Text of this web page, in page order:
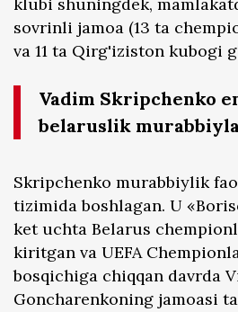
sovrinli jamoa (13 ta
va 11 ta Qirg'iziston kubogi
Vadim Skripchenko
belaruslik
Skripchenko murabbiylik
tizimida boshlagan. U
ket uchta Belarus
kiritgan va UEFA
bosqichiga chiqqan davrda
Goncharenkoning jamoasi